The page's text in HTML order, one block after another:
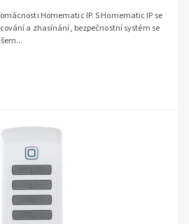
Homematic IP. S Homematic IP se
a zhasínání, bezpečnostní systém se